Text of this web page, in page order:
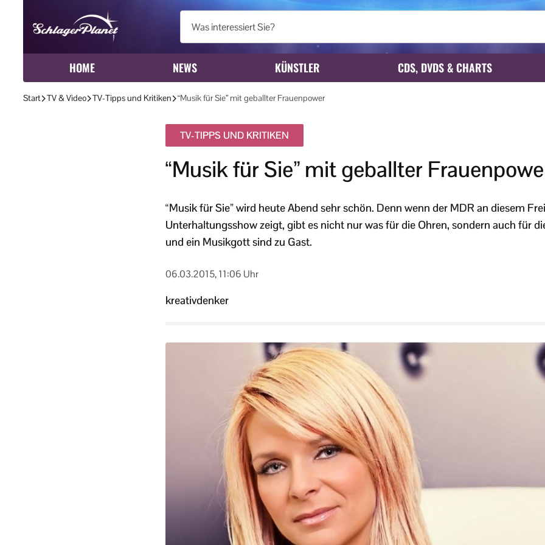
HOME NEWS KÜNSTLER CDS, DVDS & CHARTS
Start TV & Video TV-Tipps und Kritiken “Musik für Sie” mit geballter Frauenpower
TV-TIPPS UND KRITIKEN
“Musik für Sie” mit geballter
“Musik für Sie” wird heute Abend sehr schön. Denn wenn der MDR an diesem
Unterhaltungsshow zeigt, gibt es nicht nur was für die Ohren, sondern auch für
und ein Musikgott sind zu Gast.
06.03.2015, 11:06 Uhr
kreativdenker